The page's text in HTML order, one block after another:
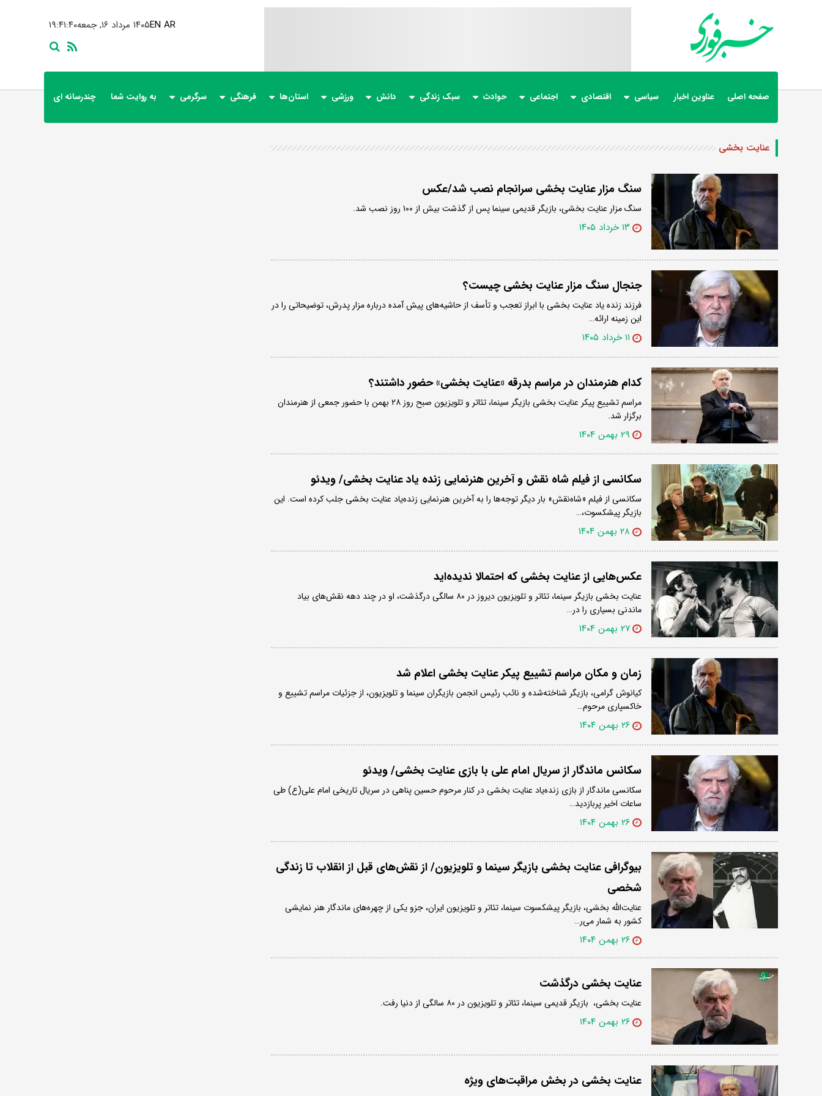
۱۹:۴۱:۴۰ ۱۴۰۵ مرداد ۱۶, جمعهEN AR
صفحه اصلی عناوین اخبار سیاسی اقتصادی اجتماعی حوادث سبک زندگی دانش ورزشی استان‌ها فرهنگی سرگرمی به روایت شما چندرسانه ای
عنایت بخشی
سنگ مزار عنایت‌ بخشی سرانجام نصب شد/عکس
سنگ مزار عنایت بخشی، بازیگر قدیمی سینما پس از گذشت بیش از ۱۰۰ روز نصب شد.
۱۳ خرداد ۱۴۰۵
جنجال سنگ مزار عنایت بخشی چیست؟
فرزند زنده یاد عنایت بخشی با ابراز تعجب و تأسف از حاشیه‌های پیش آمده درباره مزار پدرش، توضیحاتی را در
این زمینه ارائه…
۱۱ خرداد ۱۴۰۵
کدام هنرمندان در مراسم بدرقه «عنایت بخشی» حضور داشتند؟
مراسم تشییع پیکر عنایت بخشی بازیگر سینما، تئاتر و تلویزیون صبح روز ۲۸ بهمن با حضور جمعی از هنرمندان
برگزار شد.
۲۹ بهمن ۱۴۰۴
سکانسی از فیلم شاه نقش و آخرین هنرنمایی زنده یاد عنایت بخشی/ ویدئو
سکانسی از فیلم «شاه‌نقش» بار دیگر توجه‌ها را به آخرین هنرنمایی زنده‌یاد عنایت بخشی جلب کرده است. این
بازیگر پیشکسوت،…
۲۸ بهمن ۱۴۰۴
عکس‌هایی از عنایت بخشی که احتمالا ندیده‌اید
عنایت بخشی بازیگر سینما، تئاتر و تلویزیون دیروز در ۸۰ سالگی درگذشت، او در چند دهه نقش‌های بیاد
ماندنی بسیاری را در…
۲۷ بهمن ۱۴۰۴
زمان و مکان مراسم تشییع پیکر عنایت بخشی اعلام شد
کیانوش گرامی، بازیگر شناخته‌شده و نائب رئیس انجمن بازیگران سینما و تلویزیون، از جزئیات مراسم تشییع و
خاکسپاری مرحوم…
۲۶ بهمن ۱۴۰۴
سکانس ماندگار از سریال امام علی با بازی عنایت بخشی/ ویدئو
سکانسی ماندگار از بازی زنده‌یاد عنایت بخشی در کنار مرحوم حسین پناهی در سریال تاریخی امام علی(ع) طی
ساعات اخیر پربازدید…
۲۶ بهمن ۱۴۰۴
بیوگرافی عنایت بخشی بازیگر سینما و تلویزیون/ از نقش‌های قبل از انقلاب تا زندگی
شخصی
عنایت‌الله بخشی، بازیگر پیشکسوت سینما، تئاتر و تلویزیون ایران، جزو یکی از چهره‌های ماندگار هنر نمایشی
کشور به شمار می‌ر…
۲۶ بهمن ۱۴۰۴
عنایت بخشی درگذشت
عنایت بخشی، ‌ بازیگر قدیمی سینما، تئاتر و تلویزیون در ۸۰ سالگی از دنیا رفت.
۲۶ بهمن ۱۴۰۴
عنایت بخشی در بخش مراقبت‌های ویژه